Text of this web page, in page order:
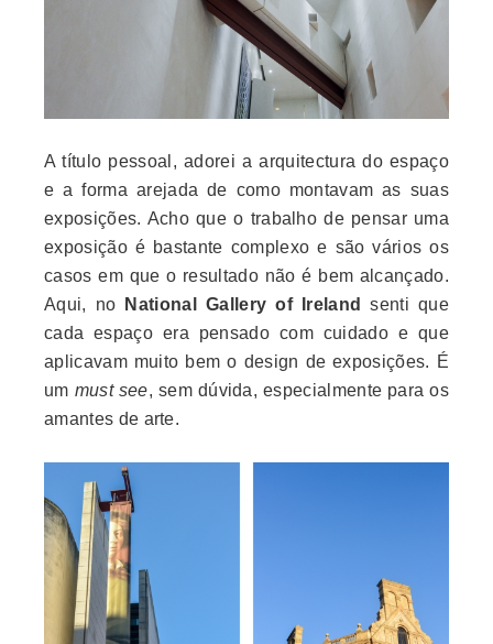
A título pessoal, adorei a arquitectura do espaço
e a forma arejada de como montavam as suas
exposições. Acho que o trabalho de pensar uma
exposição é bastante complexo e são vários os
casos em que o resultado não é bem alcançado.
Aqui, no
National Gallery of Ireland
senti que
cada espaço era pensado com cuidado e que
aplicavam muito bem o design de exposições. É
um must see, sem dúvida, especialmente para os
amantes de arte.